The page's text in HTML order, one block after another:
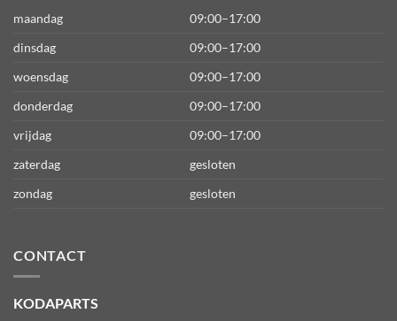
maandag
09:00–17:00
dinsdag
09:00–17:00
woensdag
09:00–17:00
donderdag
09:00–17:00
vrijdag
09:00–17:00
zaterdag
gesloten
zondag
gesloten
CONTACT
KODAPARTS